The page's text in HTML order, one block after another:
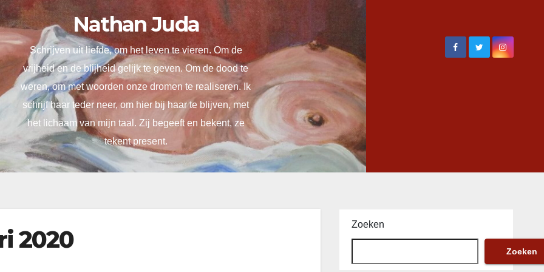
Nathan Juda
Schrijven uit liefde, om het leven te vieren. Om de
vrijheid en de blijheid gelijk te geven. Om de dood te
weren, om met woorden onze dromen te realiseren. Ik
schrijf haar teder neer, om hier bij haar te blijven, met
het lichaam van mijn taal. Zij begeeft en bekent, ze
tekent present.
2020
Zoeken
Zoeken